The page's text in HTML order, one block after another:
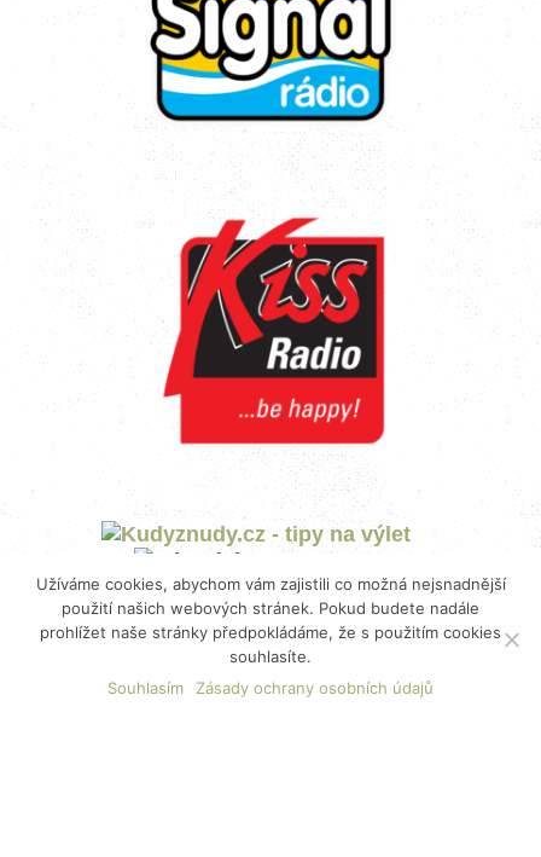
Restaurace VISTA pod vedením
Užíváme cookies, abychom vám zajistili co možná nejsnadnější
použití našich webových stránek. Pokud budete nadále
prohlížet naše stránky předpokládáme, že s použitím cookies
souhlasíte.
Souhlasím
Zásady ochrany osobních údajů